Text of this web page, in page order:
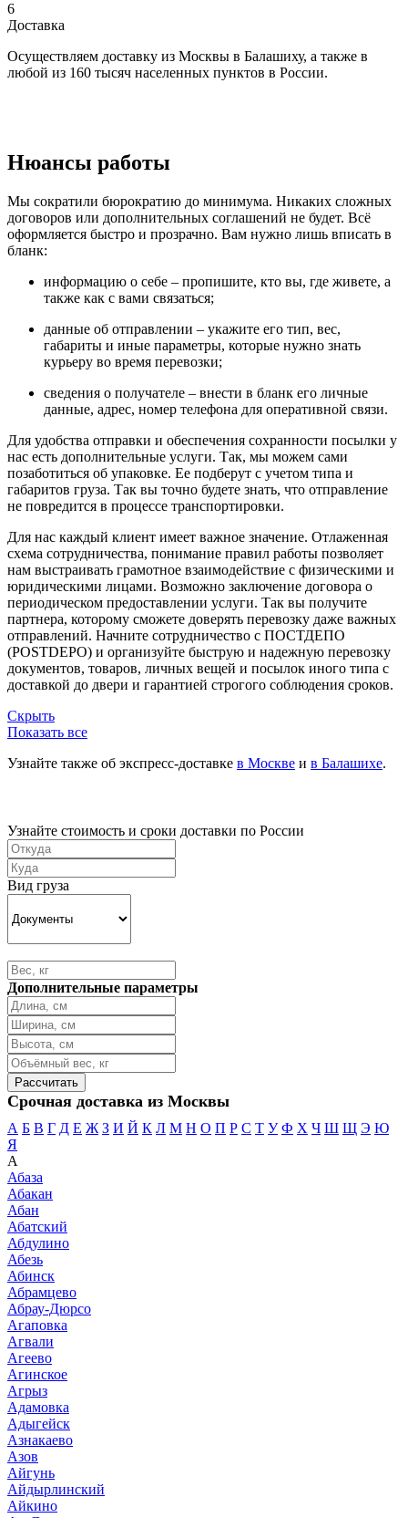
6
Доставка
Осуществляем доставку из Москвы в Балашиху, а также в
любой из 160 тысяч населенных пунктов в России.
Нюансы работы
Мы сократили бюрократию до минимума. Никаких сложных
договоров или дополнительных соглашений не будет. Всё
оформляется быстро и прозрачно. Вам нужно лишь вписать в
бланк:
информацию о себе – пропишите, кто вы, где живете, а
также как с вами связаться;
данные об отправлении – укажите его тип, вес,
габариты и иные параметры, которые нужно знать
курьеру во время перевозки;
сведения о получателе – внести в бланк его личные
данные, адрес, номер телефона для оперативной связи.
Для удобства отправки и обеспечения сохранности посылки у
нас есть дополнительные услуги. Так, мы можем сами
позаботиться об упаковке. Ее подберут с учетом типа и
габаритов груза. Так вы точно будете знать, что отправление
не повредится в процессе транспортировки.
Для нас каждый клиент имеет важное значение. Отлаженная
схема сотрудничества, понимание правил работы позволяет
нам выстраивать грамотное взаимодействие с физическими и
юридическими лицами. Возможно заключение договора о
периодическом предоставлении услуги. Так вы получите
партнера, которому сможете доверять перевозку даже важных
отправлений. Начните сотрудничество с ПОСТДЕПО
(POSTDEPO) и организуйте быструю и надежную перевозку
документов, товаров, личных вещей и посылок иного типа с
доставкой до двери и гарантией строгого соблюдения сроков.
Скрыть
Показать все
Узнайте также об экспресс-доставке в Москве и в Балашихе.
Узнайте стоимость и сроки доставки по России
Вид груза
Дополнительные параметры
Срочная доставка из Москвы
А Б В Г Д Е Ж З И Й К Л М Н О П Р С Т У Ф Х Ч Ш Щ Э Ю
Я
А
Абаза
Абакан
Абан
Абатский
Абдулино
Абезь
Абинск
Абрамцево
Абрау-Дюрсо
Агаповка
Агвали
Агеево
Агинское
Агрыз
Адамовка
Адыгейск
Азнакаево
Азов
Айгунь
Айдырлинский
Айкино